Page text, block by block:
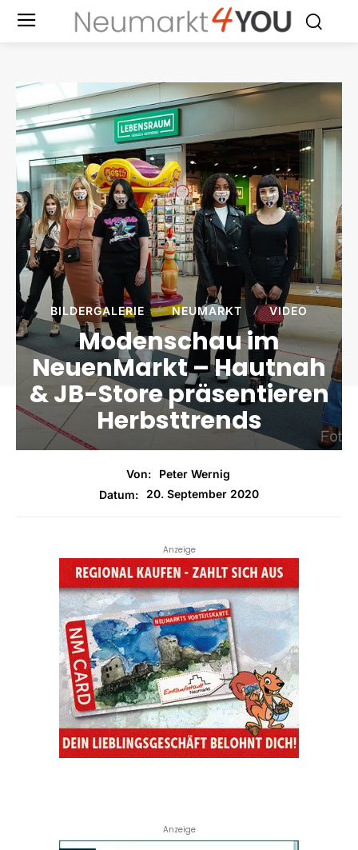
BILDERGALERIE NEUMARKT VIDEO
Modenschau im
NeuenMarkt – Hautnah
& JB-Store präsentieren
Herbsttrends
Von:
Peter Wernig
Datum:
20. September 2020
Anzeige
Anzeige